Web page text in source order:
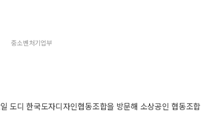
중소벤처기업부
도디 한국도자디자인협동조합을 방문해 소상공인 협동조합